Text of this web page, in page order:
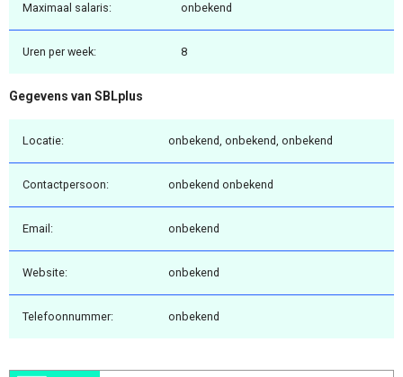
Maximaal salaris: onbekend
Uren per week: 8
Gegevens van SBLplus
Locatie: onbekend, onbekend, onbekend
Contactpersoon: onbekend onbekend
Email: onbekend
Website: onbekend
Telefoonnummer: onbekend